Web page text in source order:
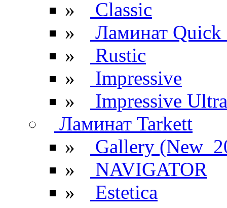
»
Classic
»
Ламинат Quick
»
Rustic
»
Impressive
»
Impressive Ultra
Ламинат Tarkett
»
Gallery
»
NAVIGATOR
»
Estetica